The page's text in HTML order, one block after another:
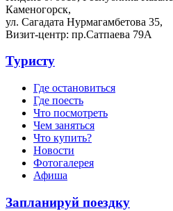
Каменогорск,
ул. Сагадата Нурмагамбетова 35,
Визит-центр: пр.Сатпаева 79А
Туристу
Где остановиться
Где поесть
Что посмотреть
Чем заняться
Что купить?
Новости
Фотогалерея
Афиша
Запланируй поездку